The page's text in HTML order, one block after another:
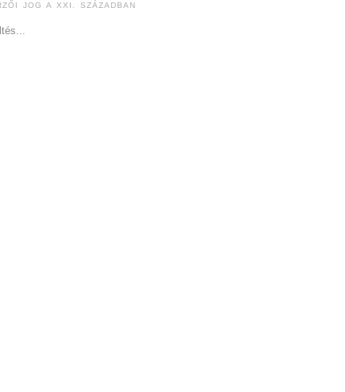
JOG A XXI. SZÁZADBAN